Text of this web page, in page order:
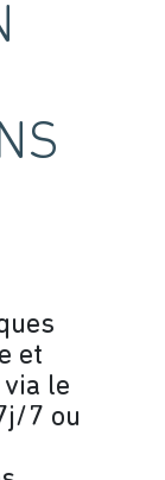
et
le
7 ou